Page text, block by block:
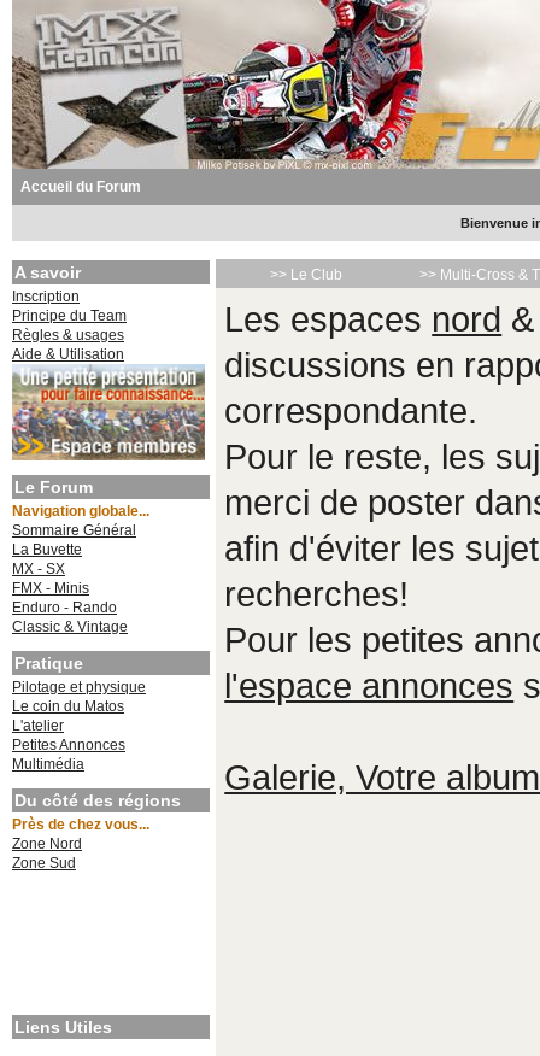
Accueil du Forum
Bienvenue
A savoir
Inscription
Principe du Team
Règles & usages
Aide & Utilisation
Le Forum
Navigation globale...
Sommaire Général
La Buvette
MX - SX
FMX - Minis
Enduro - Rando
Classic & Vintage
Pratique
Pilotage et physique
Le coin du Matos
L'atelier
Petites Annonces
Multimédia
Du côté des régions
Près de chez vous...
Zone Nord
Zone Sud
Liens Utiles
>> Le Club >> Multi-Cross &
Les espaces nord
discussions en
correspondante.
Pour le reste, les
merci de poster
afin d'éviter les
recherches!
Pour les petites
l'espace annonces
Galerie, Votre